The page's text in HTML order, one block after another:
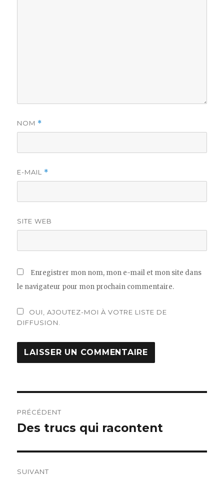
NOM *
E-MAIL *
SITE WEB
Enregistrer mon nom, mon e-mail et mon site dans
le navigateur pour mon prochain commentaire.
OUI, AJOUTEZ-MOI À VOTRE LISTE DE
DIFFUSION.
de
PRÉCÉDENT
Article
Des trucs qui racontent
SUIVANT